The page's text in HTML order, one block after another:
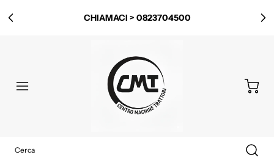
CHIAMACI > 0823704500